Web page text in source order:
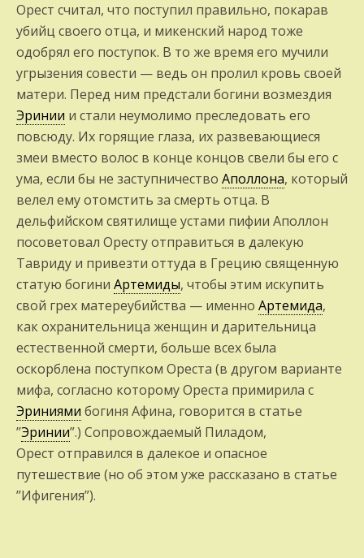
Орест считал, что поступил правильно, пока­рав
убийц своего отца, и микенский народ тоже
одобрял его поступок. В то же время его мучили
угрызения совести — ведь он пролил кровь своей
матери. Перед ним предстали богини возмездия
Эринии и ста­ли неумолимо преследовать его
повсюду. Их горящие глаза, их развевающиеся
змеи вместо волос в конце концов свели бы его с
ума, если бы не заступничество Аполлона, который
велел ему отомстить за смерть отца. В
дельфийском святилище устами пи­фии Аполлон
посоветовал Оресту отправиться в далекую
Тавриду и привезти оттуда в Грецию священную
статую богини Ар­темиды, чтобы этим искупить
свой грех матереубийства — именно Артемида,
как охранительница женщин и дарительница
естественной смерти, больше всех была
оскорблена поступком Ореста (в другом вари­анте
мифа, согласно которому Ореста примири­ла с
Эриниями богиня Афина, говорится в статье
’’Эринии”.) Сопровождаемый Пиладом,
Орест отправился в далекое и опасное
путешествие (но об этом уже рассказано в статье
’’Ифигения”).